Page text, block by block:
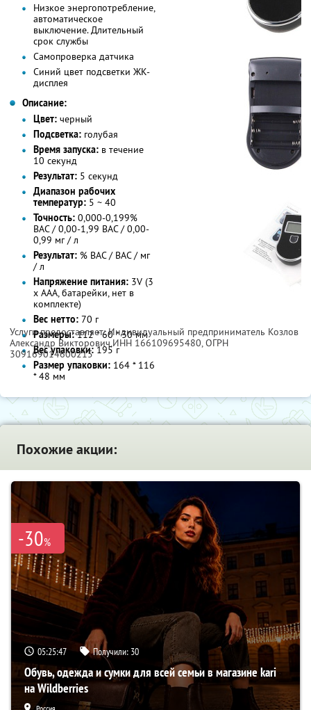
Низкое энергопотребление,
автоматическое
выключение. Длительный
срок службы
Самопроверка датчика
Синий цвет подсветки ЖК-
дисплея
Описание:
Цвет: черный
Подсветка: голубая
Время запуска: в течение
10 секунд
Результат: 5 секунд
Диапазон рабочих
температур: 5 ~ 40
Точность: 0,000-0,199%
BAC / 0,00-1,99 BAC / 0,00-
0,99 мг / л
Результат: % BAC / BAC / мг
/ л
Напряжение питания: 3V (3
х AAA, батарейки, нет в
комплекте)
Вес нетто: 70 г
Размеры:112 * 60 * 30 мм
Вес упаковки:195 г
Размер упаковки: 164 * 116
* 48 мм
Услуги предоставляет: Индивидуальный предприниматель Козлов
Александр Викторович,ИНН 166109695480, ОГРН
309169014600215
Похожие акции:
-30%
05:25:46 Получили: 30
Обувь, одежда и сумки для всей семьи в магазине kari
на Wildberries